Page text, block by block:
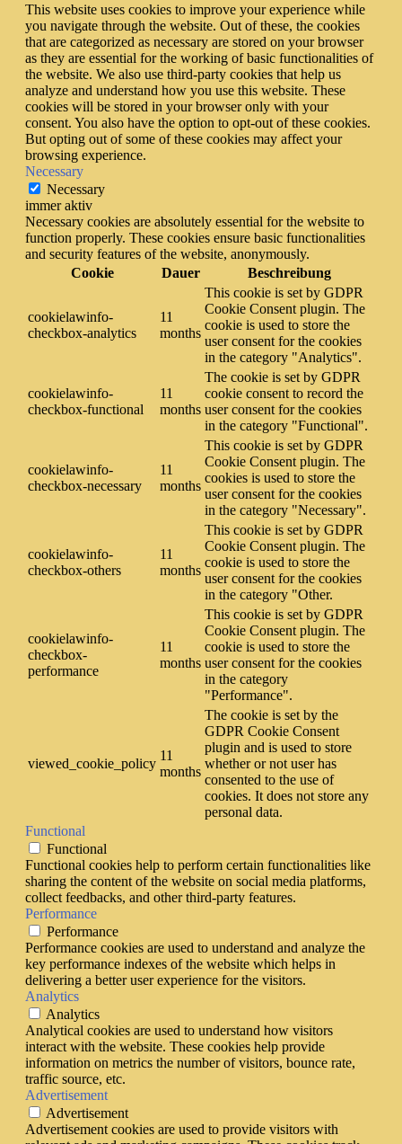
This website uses cookies to improve your experience while
you navigate through the website. Out of these, the cookies
that are categorized as necessary are stored on your browser
as they are essential for the working of basic functionalities of
the website. We also use third-party cookies that help us
analyze and understand how you use this website. These
cookies will be stored in your browser only with your
consent. You also have the option to opt-out of these cookies.
But opting out of some of these cookies may affect your
browsing experience.
Necessary
Necessary
immer aktiv
Necessary cookies are absolutely essential for the website to
function properly. These cookies ensure basic functionalities
and security features of the website, anonymously.
Cookie
Dauer Beschreibung
cookielawinfo-
checkbox-analytics
11
months
This cookie is set by GDPR
Cookie Consent plugin. The
cookie is used to store the
user consent for the cookies
in the category "Analytics".
cookielawinfo-
checkbox-functional
11
months
The cookie is set by GDPR
cookie consent to record the
user consent for the cookies
in the category "Functional".
cookielawinfo-
checkbox-necessary
11
months
This cookie is set by GDPR
Cookie Consent plugin. The
cookies is used to store the
user consent for the cookies
in the category "Necessary".
cookielawinfo-
checkbox-others
11
months
This cookie is set by GDPR
Cookie Consent plugin. The
cookie is used to store the
user consent for the cookies
in the category "Other.
cookielawinfo-
checkbox-
performance
11
months
This cookie is set by GDPR
Cookie Consent plugin. The
cookie is used to store the
user consent for the cookies
in the category
"Performance".
viewed_cookie_policy
11
months
The cookie is set by the
GDPR Cookie Consent
plugin and is used to store
whether or not user has
consented to the use of
cookies. It does not store any
personal data.
Functional
Functional
Functional cookies help to perform certain functionalities like
sharing the content of the website on social media platforms,
collect feedbacks, and other third-party features.
Performance
Performance
Performance cookies are used to understand and analyze the
key performance indexes of the website which helps in
delivering a better user experience for the visitors.
Analytics
Analytics
Analytical cookies are used to understand how visitors
interact with the website. These cookies help provide
information on metrics the number of visitors, bounce rate,
traffic source, etc.
Advertisement
Advertisement
Advertisement cookies are used to provide visitors with